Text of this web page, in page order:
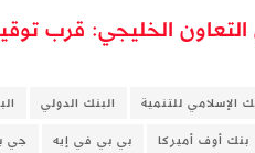
الخليجي: قرب توقيع
الإسلامي للتنمية البنك الدولي
بنك أوف أميركا بي بي في إيه جي